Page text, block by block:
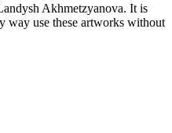
Akhmetzyanova. It is
way use these artworks without